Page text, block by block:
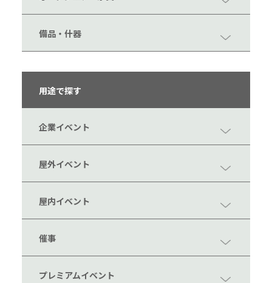
備品・什器
用途で探す
企業イベント
屋外イベント
屋内イベント
催事
プレミアムイベント